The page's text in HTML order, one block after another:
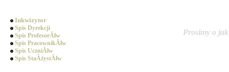
Inkwizytor
Spis Dyrekcji
Spis ProfesorĂłw
Spis PracownikĂłw
Spis UczniĂłw
Spis StaÂżystĂłw
Prosimy o